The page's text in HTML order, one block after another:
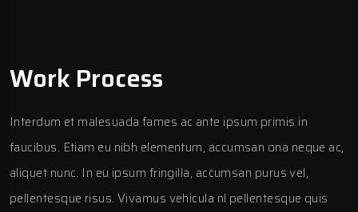
Work Process
Interdum et malesuada fames ac ante ipsum primis in
faucibus. Etiam eu nibh elementum, accumsan ona neque ac,
aliquet nunc. In eu ipsum fringilla, accumsan purus vel,
pellentesque risus. Vivamus vehicula nl pellentesque quis